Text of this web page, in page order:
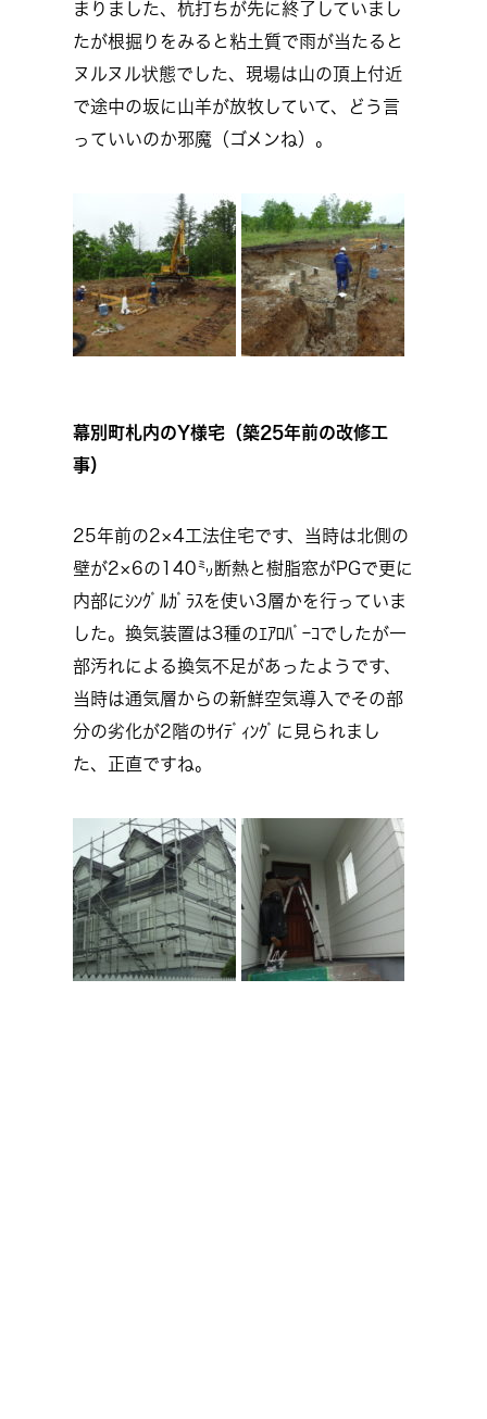
まりました、杭打ちが先に終了していまし
たが根掘りをみると粘土質で雨が当たると
ヌルヌル状態でした、現場は山の頂上付近
で途中の坂に山羊が放牧していて、どう言
っていいのか邪魔（ゴメンね）。
幕別町札内のY様宅（築25年前の改修工
事）
25年前の2×4工法住宅です、当時は北側の
壁が2×6の140㍉断熱と樹脂窓がPGで更に
内部にｼﾝｸﾞﾙｶﾞﾗｽを使い3層かを行っていま
した。換気装置は3種のｴｱﾛﾊﾞｰｺでしたが一
部汚れによる換気不足があったようです、
当時は通気層からの新鮮空気導入でその部
分の劣化が2階のｻｲﾃﾞｨﾝｸﾞに見られまし
た、正直ですね。